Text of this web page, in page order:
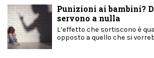
Punizioni ai bambini?
servono a nulla
L’effetto che sortiscono è
opposto a quello che si